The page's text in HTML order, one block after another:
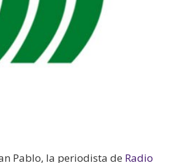
Pablo, la periodista de Radio